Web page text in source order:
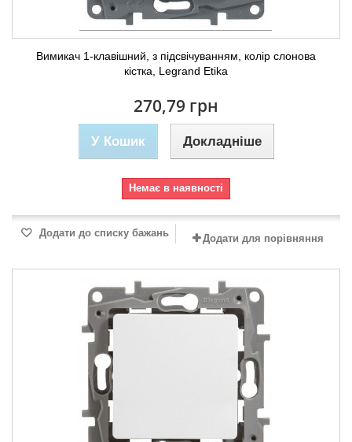
Вимикач 1-клавішний, з підсвічуванням, колір слонова
кістка, Legrand Etika
270,79 грн
У Кошик Докладніше
Немає в наявності
Додати до списку бажань Додати для порівняння